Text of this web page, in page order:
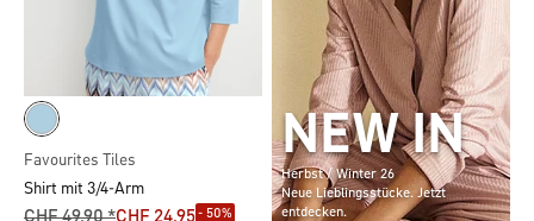
Favourites Tiles
Shirt mit 3/4-Arm
- 50%
NEW IN
Herbst / Winter 26
Neue Lieblingsstücke. Jetzt
entdecken.